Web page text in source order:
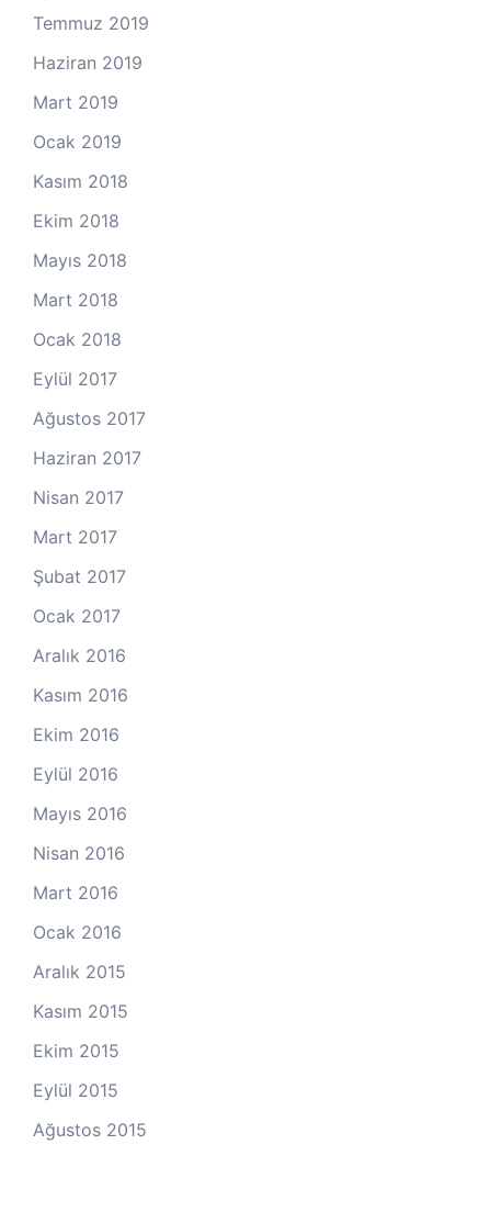
Temmuz 2019
Haziran 2019
Mart 2019
Ocak 2019
Kasım 2018
Ekim 2018
Mayıs 2018
Mart 2018
Ocak 2018
Eylül 2017
Ağustos 2017
Haziran 2017
Nisan 2017
Mart 2017
Şubat 2017
Ocak 2017
Aralık 2016
Kasım 2016
Ekim 2016
Eylül 2016
Mayıs 2016
Nisan 2016
Mart 2016
Ocak 2016
Aralık 2015
Kasım 2015
Ekim 2015
Eylül 2015
Ağustos 2015